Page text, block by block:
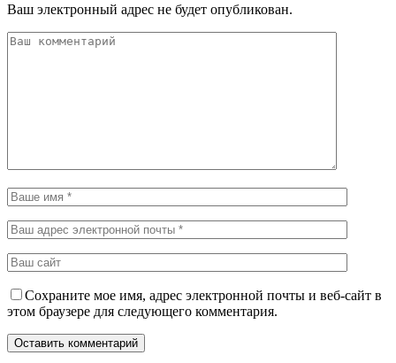
Ваш электронный адрес не будет опубликован.
Сохраните мое имя, адрес электронной почты и веб-сайт в
этом браузере для следующего комментария.